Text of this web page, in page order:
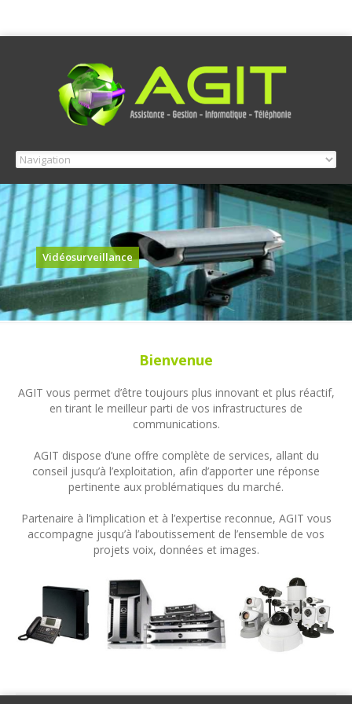
Vidéosurveillance
Bienvenue
AGIT vous permet d’être toujours plus innovant et plus réactif,
en tirant le meilleur parti de vos infrastructures de
communications.
AGIT dispose d’une offre complète de services, allant du
conseil jusqu’à l’exploitation, afin d’apporter une réponse
pertinente aux problématiques du marché.
Partenaire à l’implication et à l’expertise reconnue, AGIT vous
accompagne jusqu’à l’aboutissement de l’ensemble de vos
projets voix, données et images.